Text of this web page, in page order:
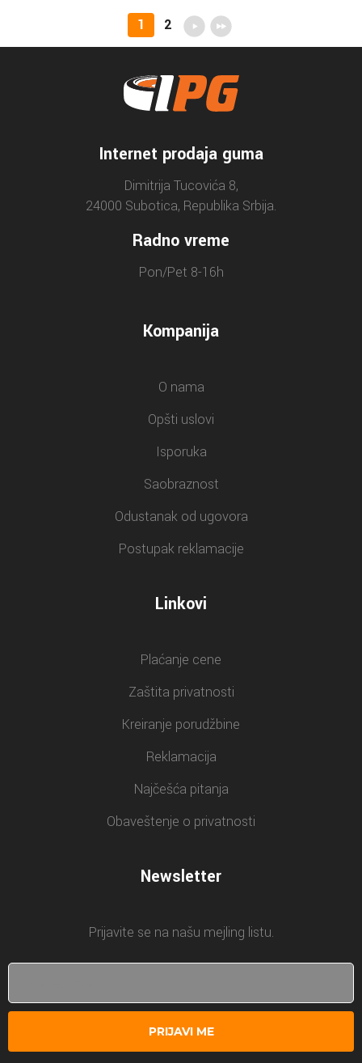
1 2
Internet prodaja guma
Dimitrija Tucovića 8,
24000 Subotica, Republika Srbija.
Radno vreme
Pon/Pet 8-16h
Kompanija
O nama
Opšti uslovi
Isporuka
Saobraznost
Odustanak od ugovora
Postupak reklamacije
Linkovi
Plaćanje cene
Zaštita privatnosti
Kreiranje porudžbine
Reklamacija
Najčešća pitanja
Obaveštenje o privatnosti
Newsletter
Prijavite se na našu mejling listu.
PRIJAVI ME